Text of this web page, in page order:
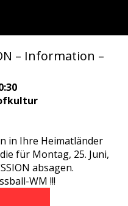
– Information –
in Ihre Heimatländer
für Montag, 25. Juni,
absagen.
WM !!!